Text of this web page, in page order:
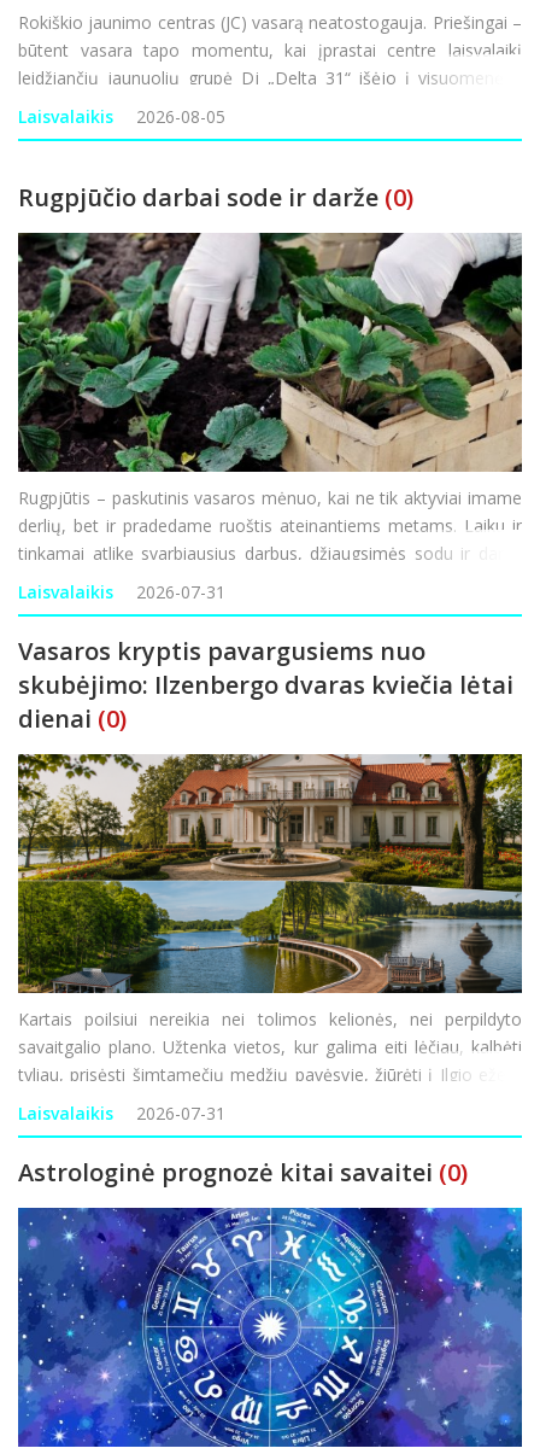
Rokiškio jaunimo centras (JC) vasarą neatostogauja. Priešingai –
būtent vasara tapo momentu, kai įprastai centre laisvalaikį
leidžiančių jaunuolių grupė Dj „Delta 31“ išėjo į visuomenę ir
rugpjūtį kviečia susitikti miesto ežero pakrantėje. O susitikimai
nebus p
Laisvalaikis 2026-08-05
Rugpjūčio darbai sode ir darže (0)
Rugpjūtis – paskutinis vasaros mėnuo, kai ne tik aktyviai imame
derlių, bet ir pradedame ruoštis ateinantiems metams. Laiku ir
tinkamai atlikę svarbiausius darbus, džiaugsimės sodu ir daržu
ne tik dabar, bet ir ateityje. Darbai darže Pats laikas nuimti
morkų, burokėlių, svogūnų,
Laisvalaikis 2026-07-31
Vasaros kryptis pavargusiems nuo
skubėjimo: Ilzenbergo dvaras kviečia lėtai
dienai (0)
Kartais poilsiui nereikia nei tolimos kelionės, nei perpildyto
savaitgalio plano. Užtenka vietos, kur galima eiti lėčiau, kalbėti
tyliau, prisėsti šimtamečių medžių pavėsyje, žiūrėti į Ilgio ežerą
ir bent trumpam pamiršti nuolatinį skubėjimą. Viena tokių
krypčių – Ilzenbergo dvar
Laisvalaikis 2026-07-31
Astrologinė prognozė kitai savaitei (0)